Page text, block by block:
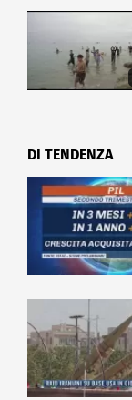
DI TENDENZA